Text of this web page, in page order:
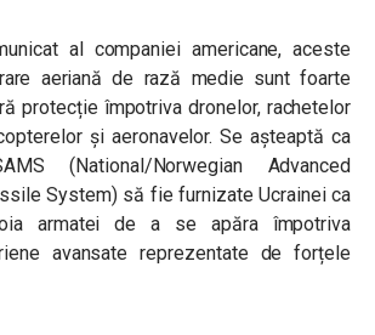
al companiei americane, aceste
aeriană de rază medie sunt foarte
protecție împotriva dronelor, rachetelor
și aeronavelor. Se așteaptă ca
( National/Norwegian Advanced
System)să fie furnizate Ucrainei ca
armatei de a se apăra împotriva
avansate reprezentate de forțele